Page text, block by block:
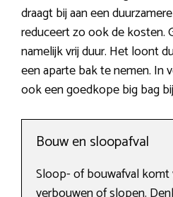
draagt bij aan een
reduceert zo ook de kosten.
namelijk vrij duur. Het loont
een aparte bak te nemen. In
ook een goedkope big bag
Bouw en sloopafval
Sloop- of bouwafval komt